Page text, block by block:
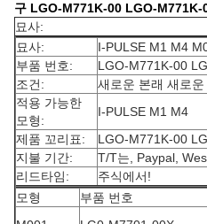
구 LGO-M771K-00 LGO-M771K-
묘사:
묘사:
I-PULSE M1 M4
부품 번호:
LGO-M771K-00
조건:
새로운 본래 새로
적용 가능한
모형:
I-PULSE M1 M4
제품 꼬리표:
LGO-M771K-00
지불 기간:
T/T는, Paypal,
리드타임:
주식에서!
모형
부품 번호